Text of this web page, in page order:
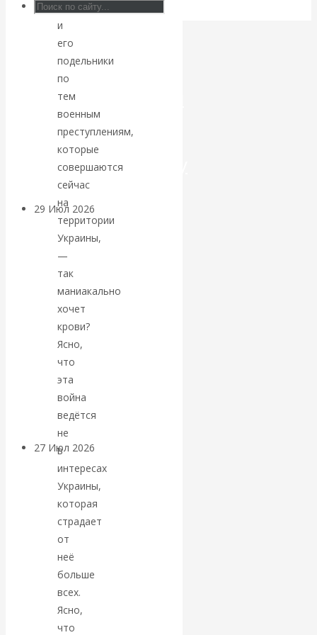
Искусственный
интеллект —
революционный
переход к
посткапитализму
29 Июл 2026
финансовая олигархия
Валентин
Катасонов.
«Мировые
ростовщики»:
вчера и сегодня
27 Июл 2026
валютная система
Валентин
КАтасонов.
«МЕТОД
ОТМЫВАНИЯ
как
и
его
подельники
по
тем
военным
преступлениям,
которые
совершаются
сейчас
на
территории
Украины,
—
так
маниакально
хочет
крови?
Ясно,
что
эта
война
ведётся
не
в
интересах
Украины,
которая
страдает
от
неё
больше
всех.
Ясно,
что